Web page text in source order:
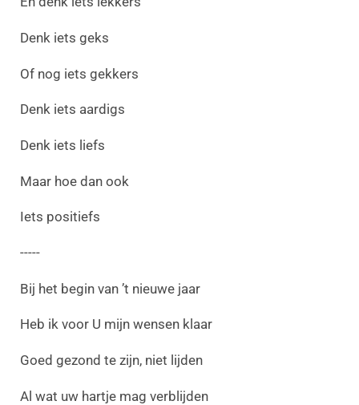
Denk iets geks
Of nog iets gekkers
Denk iets aardigs
Denk iets liefs
Maar hoe dan ook
Iets positiefs
-----
Bij het begin van ’t nieuwe jaar
Heb ik voor U mijn wensen klaar
Goed gezond te zijn, niet lijden
Al wat uw hartje mag verblijden